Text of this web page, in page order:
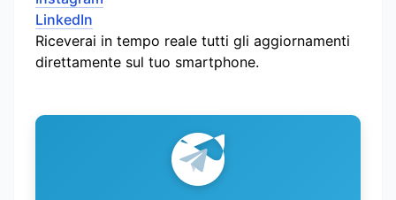
LinkedIn
Riceverai in tempo reale tutti gli aggiornamenti
direttamente sul tuo smartphone.